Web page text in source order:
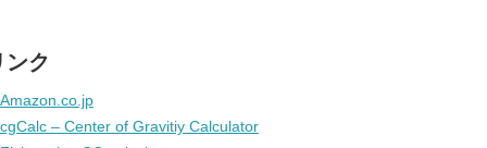
ンク
Amazon.co.jp
cgCalc – Center of Gravitiy Calculator